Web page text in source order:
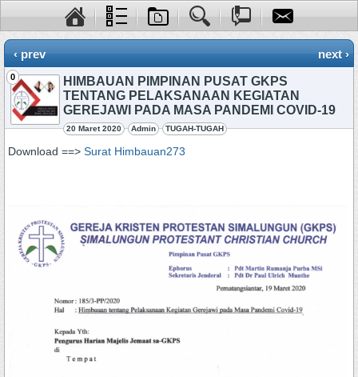
‹ prev next ›
0
HIMBAUAN PIMPINAN PUSAT GKPS
TENTANG PELAKSANAAN KEGIATAN
GEREJAWI PADA MASA PANDEMI COVID-19
20 Maret 2020 Admin TUGAH-TUGAH
Download ==> Surat Himbauan273